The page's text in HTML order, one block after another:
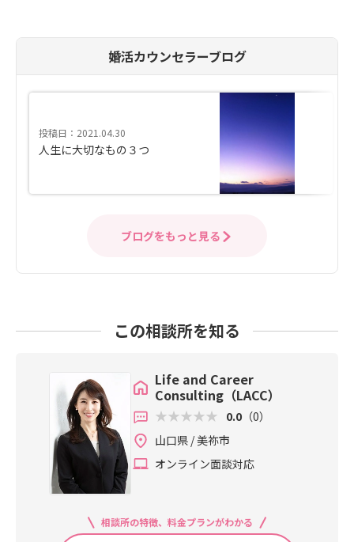
婚活カウンセラーブログ
投稿日：2021.04.30
人生に大切なもの３つ
ブログをもっと見る
この相談所を知る
Life and Career
Consulting（LACC）
0.0 （0）
山口県 / 美祢市
オンライン面談対応
相談所の特徴、料金プランがわかる